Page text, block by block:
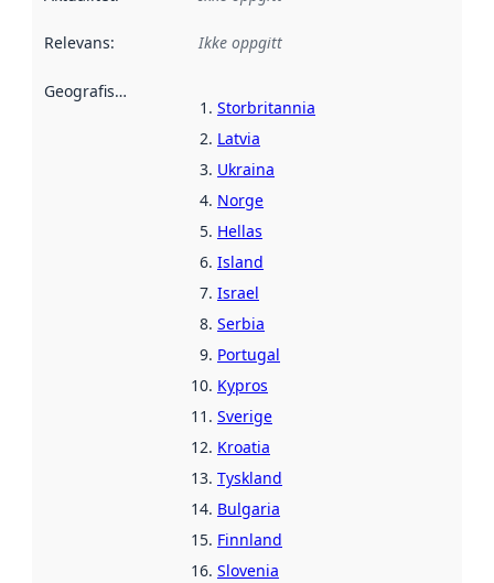
Relevans: Ikke oppgitt
Geografisk avgrensning
Storbritannia
Latvia
Ukraina
Norge
Hellas
Island
Israel
Serbia
Portugal
Kypros
Sverige
Kroatia
Tyskland
Bulgaria
Finnland
Slovenia